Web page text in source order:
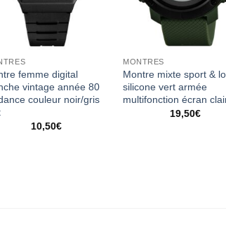
femme digital
vintage année 80
couleur noir/gris
10,50€
MONTRES
Montre mixte sport &
silicone vert armée
multifonction écran
19,50€